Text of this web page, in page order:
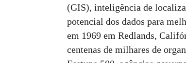
(GIS), inteligência de
potencial dos dados para
em 1969 em Redlands,
centenas de milhares de